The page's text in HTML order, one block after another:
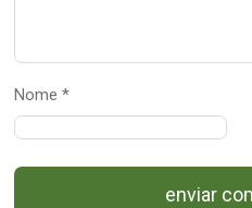
Nome *
enviar